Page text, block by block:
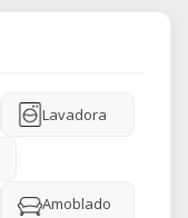
Lavadora
Amoblado